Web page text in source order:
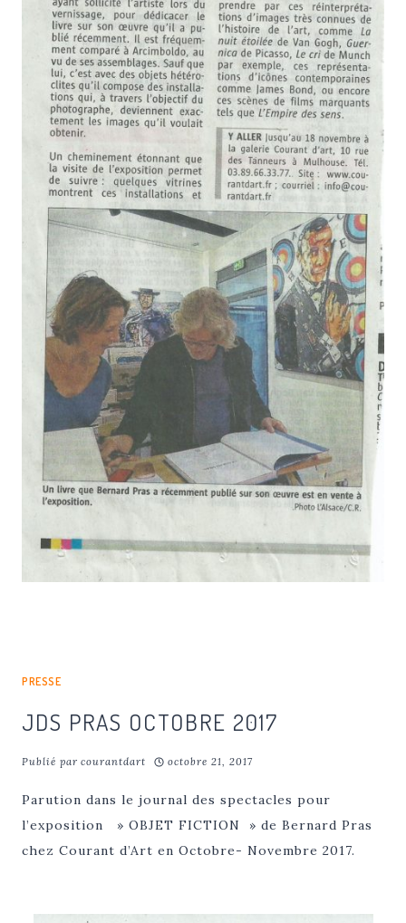
PRESSE
JDS PRAS OCTOBRE 2017
Publié par courantdart octobre 21, 2017
Parution dans le journal des spectacles pour
l’exposition » OBJET FICTION » de Bernard Pras
chez Courant d’Art en Octobre- Novembre 2017.